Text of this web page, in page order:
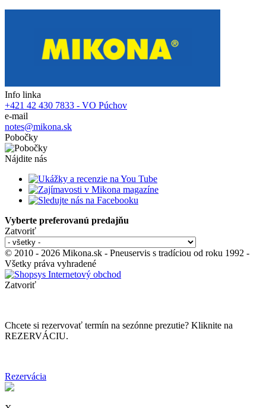
Info linka
+421 42 430 7833 - VO Púchov
e-mail
notes@mikona.sk
Pobočky
Nájdite nás
Vyberte preferovanú predajňu
Zatvoriť
© 2010 - 2026 Mikona.sk - Pneuservis s tradíciou od roku 1992 -
Všetky práva vyhradené
Zatvoriť
Chcete si rezervovať termín na sezónne prezutie? Kliknite na
REZERVÁCIU.
Rezervácia